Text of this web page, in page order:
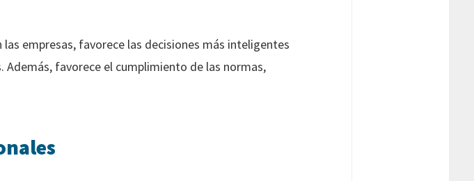
empresas, favorece las decisiones más inteligentes
favorece el cumplimiento de las normas,